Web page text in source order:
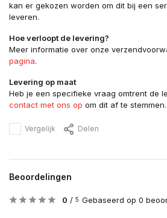
kan er gekozen worden om dit bij een
leveren.
Hoe verloopt de levering?
Meer informatie over onze
pagina.
Levering op maat
Heb je een specifieke vraag omtrent de
contact met ons op om dit af te stemmen.
Vergelijk Delen
Beoordelingen
0 / 5 Gebaseerd op 0